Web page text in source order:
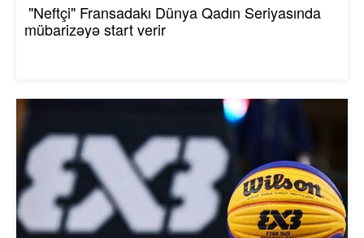
"Neftçi" Fransadakı Dünya Qadın Seriyasında
mübarizəyə start verir